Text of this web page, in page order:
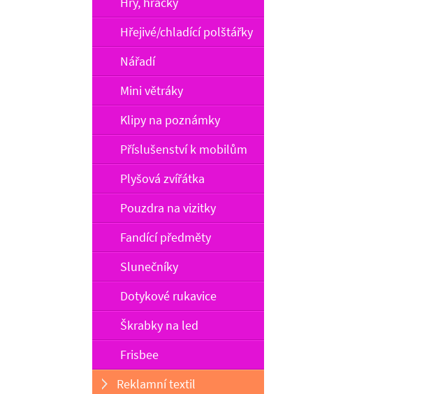
Hřejivé/chladící polštářky
Nářadí
Mini větráky
Klipy na poznámky
Příslušenství k mobilům
Plyšová zvířátka
Pouzdra na vizitky
Fandící předměty
Slunečníky
Dotykové rukavice
Škrabky na led
Frisbee
Reklamní textil